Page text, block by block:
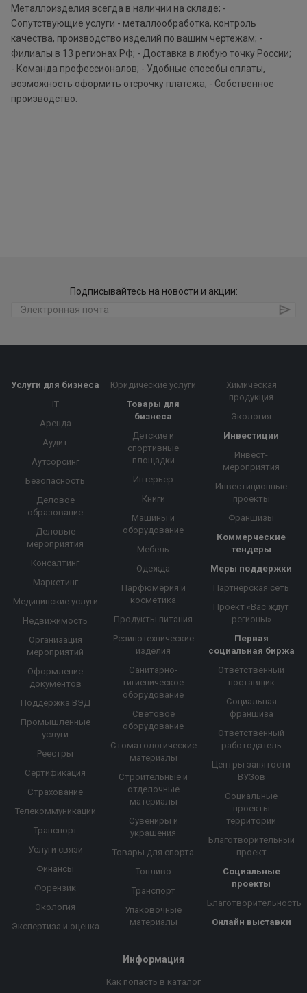
Металлоизделия всегда в наличии на складе; -
Сопутствующие услуги - металлообработка, контроль
качества, производство изделий по вашим чертежам; -
Филиалы в 13 регионах РФ; - Доставка в любую точку России;
- Команда профессионалов; - Удобные способы оплаты,
возможность оформить отсрочку платежа; - Собственное
производство.
Подписывайтесь на новости и акции:
Услуги для бизнеса
IT
Аренда
Аудит
Аутсорсинг
Безопасность
Деловое
образование
Деловые
мероприятия
Консалтинг
Маркетинг
Медицинские услуги
Недвижимость
Организация
мероприятий
Оформление
документов
Поддержка ВЭД
Промышленные
услуги
Реестры
Сертификация
Страхование
Телекоммуникации
Транспорт
Услуги связи
Финансы
Форензик
Экология
Экспертиза и оценка
Юридические услуги
Товары для
бизнеса
Детские и
спортивные
площадки
Интерьер
Книги
Машины и
оборудование
Мебель
Одежда
Парфюмерия и
косметика
Продукты питания
Резинотехнические
изделия
Санитарно-
гигиеническое
оборудование
Световое
оборудование
Стоматологические
материалы
Строительные и
отделочные
материалы
Сувениры и
украшения
Товары для спорта
Топливо
Транспорт
Упаковочные
материалы
Химическая
продукция
Экология
Инвестиции
Инвест-
мероприятия
Инвестиционные
проекты
Франшизы
Коммерческие
тендеры
Меры поддержки
Партнерская сеть
Проект «Вас ждут
регионы»
Первая
социальная биржа
Ответственный
поставщик
Социальная
франшиза
Ответственный
работодатель
Центры занятости
ВУЗов
Социальные
проекты
территорий
Благотворительный
проект
Социальные
проекты
Благотворительность
Онлайн выставки
Информация
Как попасть в каталог